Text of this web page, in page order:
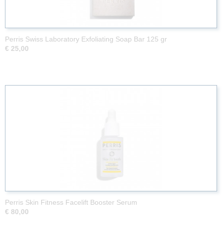
Perris Swiss Laboratory Exfoliating Soap Bar 125 gr
€ 25,00
Perris Skin Fitness Facelift Booster Serum
€ 80,00